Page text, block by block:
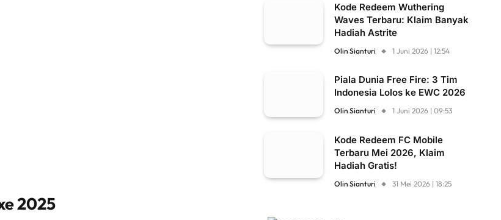
2025
Kode Redeem Wuthering
Waves Terbaru: Klaim Banyak
Hadiah Astrite
Olin Sianturi 1 Juni 2026 | 12:54
Piala Dunia Free Fire: 3 Tim
Indonesia Lolos ke EWC 2026
Olin Sianturi 1 Juni 2026 | 09:53
Kode Redeem FC Mobile
Terbaru Mei 2026, Klaim
Hadiah Gratis!
Olin Sianturi 31 Mei 2026 | 18:25